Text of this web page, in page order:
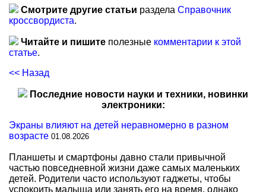
Смотрите другие статьи раздела Справочник
кроссвордиста.
Читайте и пишите полезные комментарии к этой
статье.
<< Назад
Последние новости науки и техники, новинки
электроники:
Экраны влияют на детей неравномерно в разном
возрасте 01.08.2026
Планшеты и смартфоны давно стали привычной
частью повседневной жизни даже самых маленьких
детей. Родители часто используют гаджеты, чтобы
успокоить малыша или занять его на время, однако